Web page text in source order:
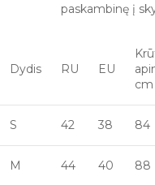
paskambinę į
Dydis RU EU
cm
S 42 38 84
M 44 40 88